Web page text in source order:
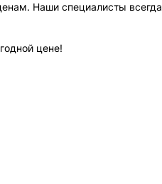
Наши специалисты всегда
цене!